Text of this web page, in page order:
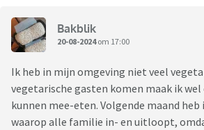
Bakblik
20-08-2024om 17:00
Ik heb in mijn omgeving niet veel
vegetarische gasten komen maak ik wel
kunnen mee-eten. Volgende maand heb
waarop alle familie in- en uitloopt,